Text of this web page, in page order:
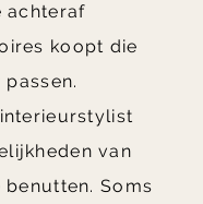
achteraf
koopt die
van
Soms